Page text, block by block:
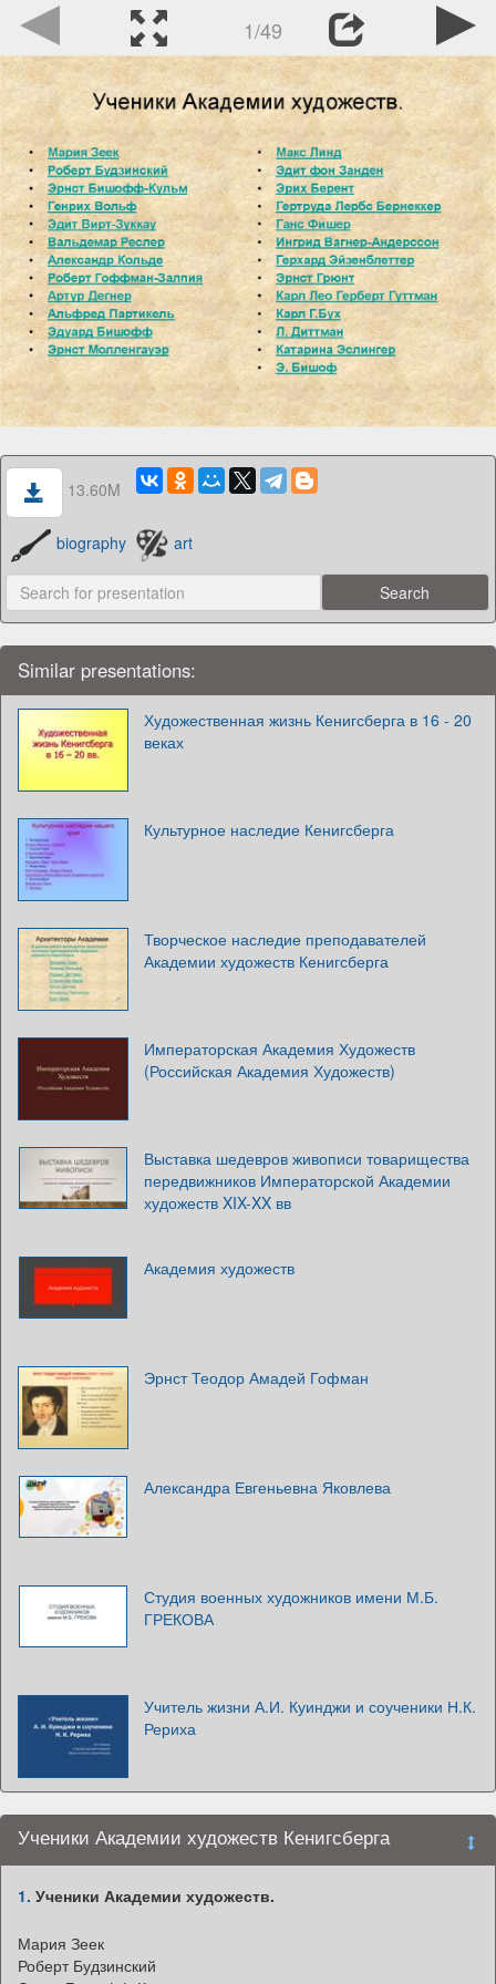
1/49
13.60M
biography art
Similar presentations:
Художественная жизнь Кенигсберга в 16 - 20
веках
Культурное наследие Кенигсберга
Творческое наследие преподавателей
Академии художеств Кенигсберга
Императорская Академия Художеств
(Российская Академия Художеств)
Выставка шедевров живописи товарищества
передвижников Императорской Академии
художеств XIX-XX вв
Академия художеств
Эрнст Теодор Амадей Гофман
Александра Евгеньевна Яковлева
Студия военных художников имени М.Б.
ГРЕКОВА
Учитель жизни А.И. Куинджи и соученики Н.К.
Рериха
Ученики Академии художеств Кенигсберга
1. Ученики Академии художеств.
Мария Зеек
Роберт Будзинский